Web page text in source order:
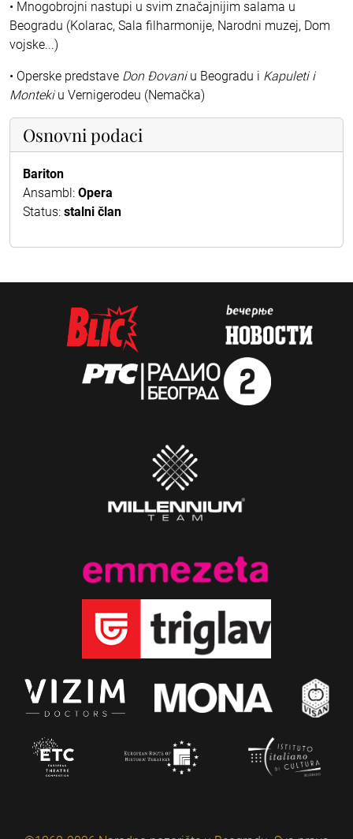
• Mnogobrojni nastupi u svim značajnijim salama u
Beogradu (Kolarac, Sala filharmonije, Narodni muzej, Dom
vojske...)
• Operske predstave Don Đovaniu Beogradu i Kapuleti i
Montekiu Vernigerodeu (Nemačka)
Osnovni podaci
Bariton
Ansambl: Opera
Status: stalni član